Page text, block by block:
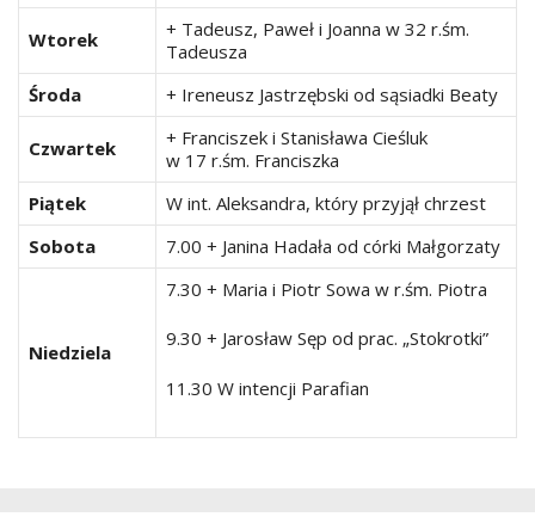
Wtorek
+ Tadeusz, Paweł i Joanna w 32 r.śm.
Tadeusza
Środa
+ Ireneusz Jastrzębski od sąsiadki Beaty
Czwartek
+ Franciszek i Stanisława Cieśluk
w 17 r.śm. Franciszka
Piątek
W int. Aleksandra, który przyjął chrzest
Sobota
7.00 + Janina Hadała od córki Małgorzaty
Niedziela
7.30 + Maria i Piotr Sowa w r.śm. Piotra
9.30 + Jarosław Sęp od prac. „Stokrotki”
11.30 W intencji Parafian